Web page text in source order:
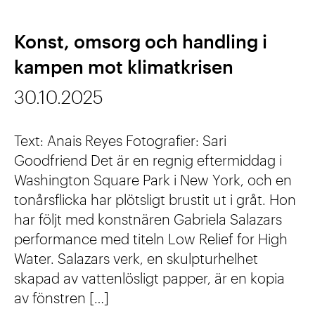
a
r
f
a
m
t
i
d
g
e
v
a
r
ö
r
h
å
l
l
b
e
l
l
o
m
a
n
–
e
n
Konst, omsorg och handling i
kampen mot klimatkrisen
30.10.2025
Text: Anais Reyes Fotografier: Sari
Goodfriend Det är en regnig eftermiddag i
Washington Square Park i New York, och en
tonårsflicka har plötsligt brustit ut i gråt. Hon
har följt med konstnären Gabriela Salazars
performance med titeln Low Relief for High
Water. Salazars verk, en skulpturhelhet
skapad av vattenlösligt papper, är en kopia
av fönstren […]